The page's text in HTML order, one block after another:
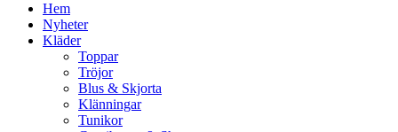
Hem
Nyheter
Kläder
Toppar
Tröjor
Blus & Skjorta
Klänningar
Tunikor